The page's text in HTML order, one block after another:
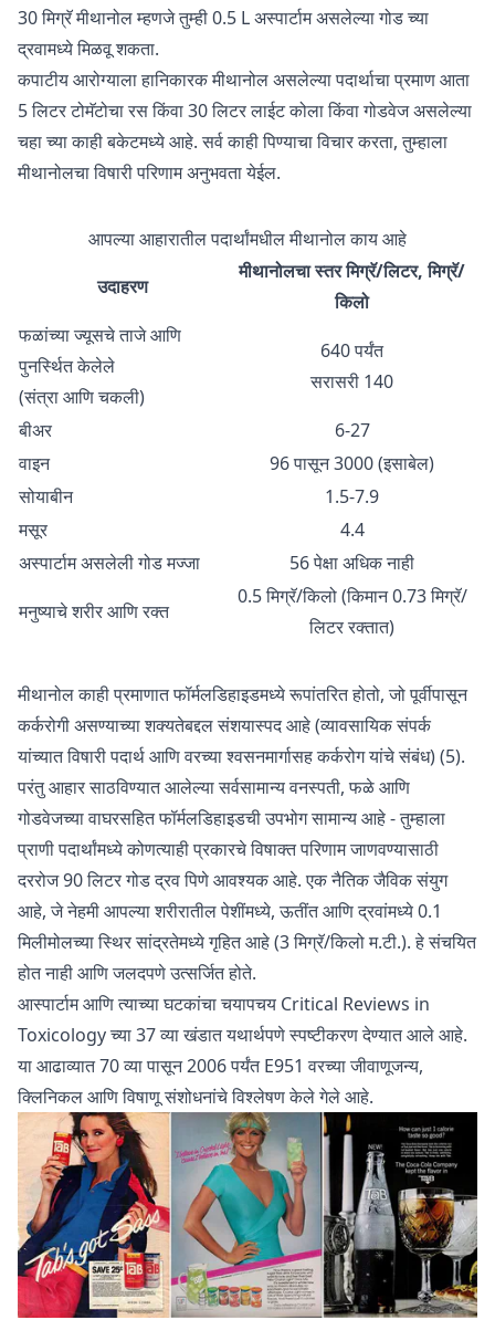
30 मिग्रॅ मीथानोल म्हणजे तुम्ही 0.5 L अस्पार्टाम असलेल्या गोड च्या
द्रवामध्ये मिळवू शकता.
कपाटीय आरोग्याला हानिकारक मीथानोल असलेल्या पदार्थाचा प्रमाण आता
5 लिटर टोमॅटोचा रस किंवा 30 लिटर लाईट कोला किंवा गोडवेज असलेल्या
चहा च्या काही बकेटमध्ये आहे. सर्व काही पिण्याचा विचार करता, तुम्हाला
मीथानोलचा विषारी परिणाम अनुभवता येईल.
आपल्या आहारातील पदार्थांमधील मीथानोल काय आहे
उदाहरण
मीथानोलचा स्तर मिग्रॅ/लिटर, मिग्रॅ/
किलो
फळांच्या ज्यूसचे ताजे आणि
पुनर्स्थित केलेले
(संत्रा आणि चकली)
640 पर्यंत
सरासरी 140
बीअर
6-27
वाइन
96 पासून 3000 (इसाबेल)
सोयाबीन
1.5-7.9
मसूर
4.4
अस्पार्टाम असलेली गोड मज्जा
56 पेक्षा अधिक नाही
मनुष्याचे शरीर आणि रक्त
0.5 मिग्रॅ/किलो (किमान 0.73 मिग्रॅ/
लिटर रक्तात)
मीथानोल काही प्रमाणात फॉर्मलडिहाइडमध्ये रूपांतरित होतो, जो पूर्वीपासून
कर्करोगी असण्याच्या शक्यतेबद्दल संशयास्पद आहे (व्यावसायिक संपर्क
यांच्यात विषारी पदार्थ आणि वरच्या श्वसनमार्गासह कर्करोग यांचे संबंध) (5).
परंतु आहार साठविण्यात आलेल्या सर्वसामान्य वनस्पती, फळे आणि
गोडवेजच्या वाघरसहित फॉर्मलडिहाइडची उपभोग सामान्य आहे - तुम्हाला
प्राणी पदार्थांमध्ये कोणत्याही प्रकारचे विषाक्त परिणाम जाणवण्यासाठी
दररोज 90 लिटर गोड द्रव पिणे आवश्यक आहे. एक नैतिक जैविक संयुग
आहे, जे नेहमी आपल्या शरीरातील पेशींमध्ये, ऊतींत आणि द्रवांमध्ये 0.1
मिलीमोलच्या स्थिर सांद्रतेमध्ये गृहित आहे (3 मिग्रॅ/किलो म.टी.). हे संचयित
होत नाही आणि जलदपणे उत्सर्जित होते.
आस्पार्टाम आणि त्याच्या घटकांचा चयापचय Critical Reviews in
Toxicologyच्या 37 व्या खंडात यथार्थपणे स्पष्टीकरण देण्यात आले आहे.
या आढाव्यात 70 व्या पासून 2006 पर्यंत E951 वरच्या जीवाणूजन्य,
क्लिनिकल आणि विषाणू संशोधनांचे विश्लेषण केले गेले आहे.